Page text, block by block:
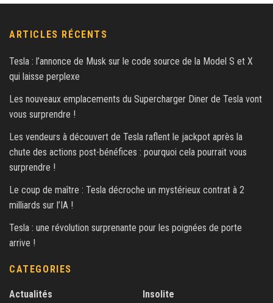
ARTICLES RÉCENTS
Tesla : l’annonce de Musk sur le code source de la Model S et X
qui laisse perplexe
Les nouveaux emplacements du Supercharger Diner de Tesla vont
vous surprendre !
Les vendeurs à découvert de Tesla raflent le jackpot après la
chute des actions post-bénéfices : pourquoi cela pourrait vous
surprendre !
Le coup de maître : Tesla décroche un mystérieux contrat à 2
milliards sur l’IA !
Tesla : une révolution surprenante pour les poignées de porte
arrive !
CATEGORIES
Actualités
Insolite